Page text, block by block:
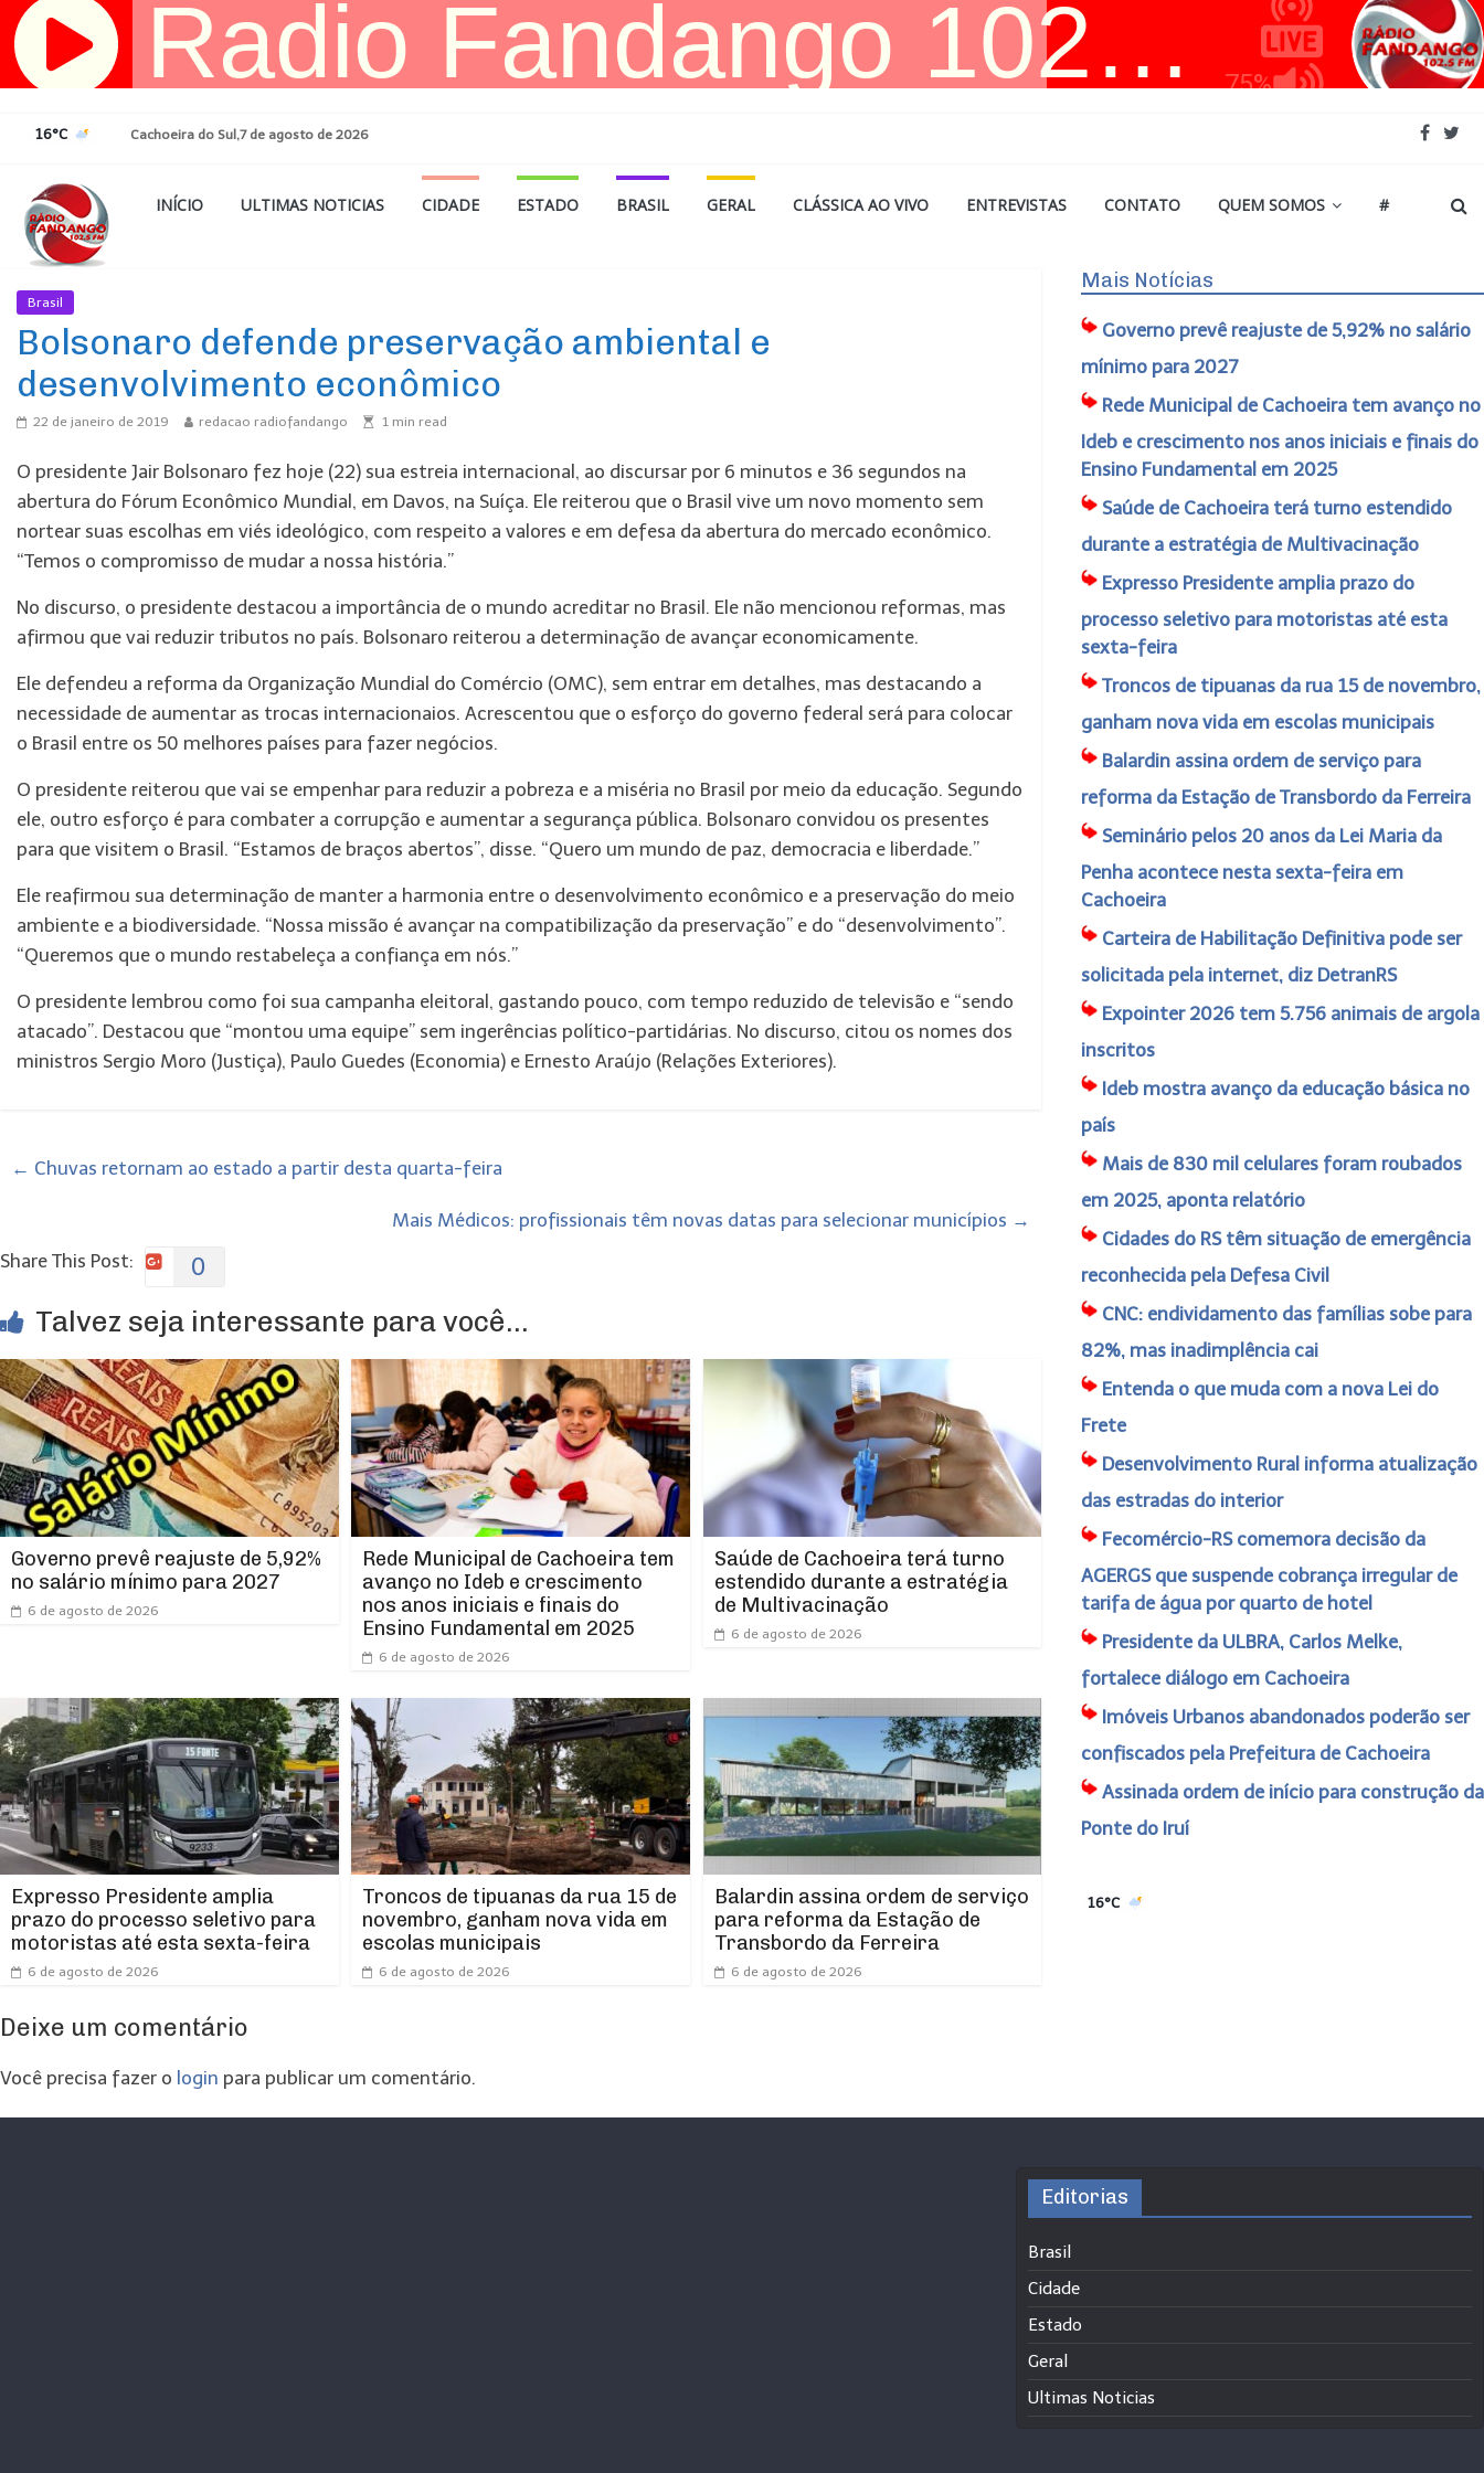
Pular
para
16°C Cachoeira do Sul,7 de agosto de 2026
INÍCIO ULTIMAS NOTICIAS CIDADE ESTADO BRASIL GERAL CLÁSSICA AO VIVO ENTREVISTAS CONTATO QUEM SOMOS #
Brasil
Bolsonaro defende preservação ambiental e
desenvolvimento econômico
22 de janeiro de 2019 redacao radiofandango 1 min read
O presidente Jair Bolsonaro fez hoje (22) sua estreia internacional, ao discursar por 6 minutos e 36 segundos na
abertura do Fórum Econômico Mundial, em Davos, na Suíça. Ele reiterou que o Brasil vive um novo momento sem
nortear suas escolhas em viés ideológico, com respeito a valores e em defesa da abertura do mercado econômico.
“Temos o compromisso de mudar a nossa história.”
No discurso, o presidente destacou a importância de o mundo acreditar no Brasil. Ele não mencionou reformas, mas
afirmou que vai reduzir tributos no país. Bolsonaro reiterou a determinação de avançar economicamente.
Ele defendeu a reforma da Organização Mundial do Comércio (OMC), sem entrar em detalhes, mas destacando a
necessidade de aumentar as trocas internacionaios. Acrescentou que o esforço do governo federal será para colocar
o Brasil entre os 50 melhores países para fazer negócios.
O presidente reiterou que vai se empenhar para reduzir a pobreza e a miséria no Brasil por meio da educação. Segundo
ele, outro esforço é para combater a corrupção e aumentar a segurança pública. Bolsonaro convidou os presentes
para que visitem o Brasil. “Estamos de braços abertos”, disse. “Quero um mundo de paz, democracia e liberdade.”
Ele reafirmou sua determinação de manter a harmonia entre o desenvolvimento econômico e a preservação do meio
ambiente e a biodiversidade. “Nossa missão é avançar na compatibilização da preservação” e do “desenvolvimento”.
“Queremos que o mundo restabeleça a confiança em nós.”
O presidente lembrou como foi sua campanha eleitoral, gastando pouco, com tempo reduzido de televisão e “sendo
atacado”. Destacou que “montou uma equipe” sem ingerências político-partidárias. No discurso, citou os nomes dos
ministros Sergio Moro (Justiça), Paulo Guedes (Economia) e Ernesto Araújo (Relações Exteriores).
← Chuvas retornam ao estado a partir desta quarta-feira
Mais Médicos: profissionais têm novas datas para selecionar municípios →
Share This Post:
0
Talvez seja interessante para você...
Governo prevê reajuste de 5,92%
no salário mínimo para 2027
6 de agosto de 2026
Rede Municipal de Cachoeira tem
avanço no Ideb e crescimento
nos anos iniciais e finais do
Ensino Fundamental em 2025
6 de agosto de 2026
Saúde de Cachoeira terá turno
estendido durante a estratégia
de Multivacinação
6 de agosto de 2026
Expresso Presidente amplia
prazo do processo seletivo para
motoristas até esta sexta-feira
6 de agosto de 2026
Troncos de tipuanas da rua 15 de
novembro, ganham nova vida em
escolas municipais
6 de agosto de 2026
Balardin assina ordem de serviço
para reforma da Estação de
Transbordo da Ferreira
6 de agosto de 2026
Deixe um comentário
Você precisa fazer o login para publicar um comentário.
Mais Notícias
Governo prevê reajuste de 5,92% no salário
mínimo para 2027
Rede Municipal de Cachoeira tem avanço no
Ideb e crescimento nos anos iniciais e finais do
Ensino Fundamental em 2025
Saúde de Cachoeira terá turno estendido
durante a estratégia de Multivacinação
Expresso Presidente amplia prazo do
processo seletivo para motoristas até esta
sexta-feira
Troncos de tipuanas da rua 15 de novembro,
ganham nova vida em escolas municipais
Balardin assina ordem de serviço para
reforma da Estação de Transbordo da Ferreira
Seminário pelos 20 anos da Lei Maria da
Penha acontece nesta sexta-feira em
Cachoeira
Carteira de Habilitação Definitiva pode ser
solicitada pela internet, diz DetranRS
Expointer 2026 tem 5.756 animais de argola
inscritos
Ideb mostra avanço da educação básica no
país
Mais de 830 mil celulares foram roubados
em 2025, aponta relatório
Cidades do RS têm situação de emergência
reconhecida pela Defesa Civil
CNC: endividamento das famílias sobe para
82%, mas inadimplência cai
Entenda o que muda com a nova Lei do
Frete
Desenvolvimento Rural informa atualização
das estradas do interior
Fecomércio-RS comemora decisão da
AGERGS que suspende cobrança irregular de
tarifa de água por quarto de hotel
Presidente da ULBRA, Carlos Melke,
fortalece diálogo em Cachoeira
Imóveis Urbanos abandonados poderão ser
confiscados pela Prefeitura de Cachoeira
Assinada ordem de início para construção da
Ponte do Iruí
16°C
Editorias
Brasil
Cidade
Estado
Geral
Ultimas Noticias